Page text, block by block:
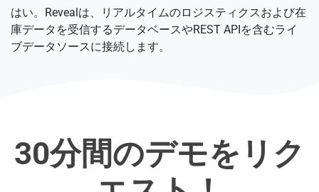
はい。Revealは、リアルタイムのロジスティクスおよび在
庫データを受信するデータベースやREST APIを含むライ
ブデータソースに接続します。
30分間のデモをリク